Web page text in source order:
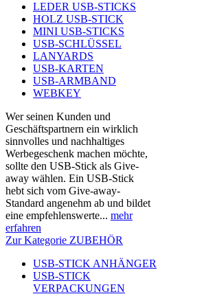
LEDER USB-STICKS
HOLZ USB-STICK
MINI USB-STICKS
USB-SCHLÜSSEL
LANYARDS
USB-KARTEN
USB-ARMBAND
WEBKEY
Wer seinen Kunden und
Geschäftspartnern ein wirklich
sinnvolles und nachhaltiges
Werbegeschenk machen möchte,
sollte den USB-Stick als Give-
away wählen. Ein USB-Stick
hebt sich vom Give-away-
Standard angenehm ab und bildet
eine empfehlenswerte... mehr
erfahren
Zur Kategorie ZUBEHÖR
USB-STICK ANHÄNGER
USB-STICK
VERPACKUNGEN